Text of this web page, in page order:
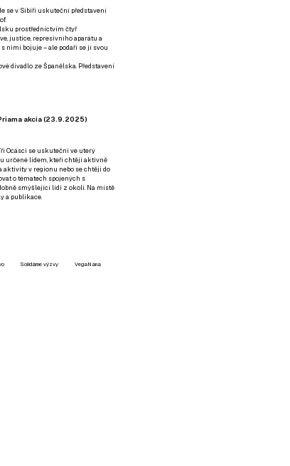
se v Sibiři uskuteční představení
prostřednictvím čtyř
justice, represivního aparátu a
nimi bojuje – ale podaří se jí svou
divadlo ze Španělska. Představení
akcia (23.9.2025)
Ocásci se uskuteční ve uterý
určené lidem, kteří chtějí aktivně
aktivity v regionu nebo se chtějí do
o tématech spojených s
smýšlející lidi z okolí. Na místě
a publikace.
Solidárne výzvy VegaNana